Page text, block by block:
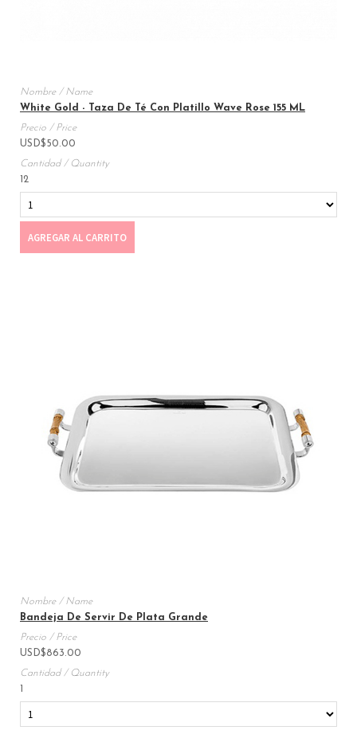
White Gold - Taza De Té Con Platillo Wave Rose 155 ML
USD$50.00
12
AGREGAR AL CARRITO
Bandeja De Servir De Plata Grande
USD$863.00